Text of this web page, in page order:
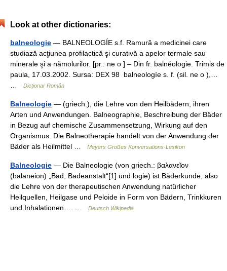
Look at other dictionaries:
balneologie — BALNEOLOGÍE s.f. Ramură a medicinei care
studiază acţiunea profilactică şi curativă a apelor termale sau
minerale şi a nămolurilor. [pr.: ne o ] – Din fr. balnéologie. Trimis de
paula, 17.03.2002. Sursa: DEX 98 balneologíe s. f. (sil. ne o ),…
Dicționar Român
Balneologie — (griech.), die Lehre von den Heilbädern, ihren
Arten und Anwendungen. Balneographie, Beschreibung der Bäder
in Bezug auf chemische Zusammensetzung, Wirkung auf den
Organismus. Die Balneotherapie handelt von der Anwendung der
Bäder als Heilmittel …
Meyers Großes Konversations-Lexikon
Balneologie — Die Balneologie (von griech.: βαλανεῖον
(balaneion) „Bad, Badeanstalt“[1] und logie) ist Bäderkunde, also
die Lehre von der therapeutischen Anwendung natürlicher
Heilquellen, Heilgase und Peloide in Form von Bädern, Trinkkuren
und Inhalationen.… …
Deutsch Wikipedia